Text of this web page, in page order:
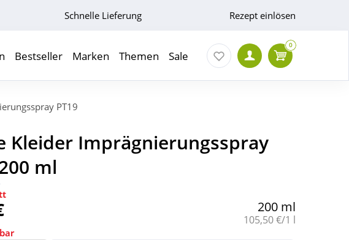
Schnelle Lieferung Rezept einlösen
Bestseller Marken Themen Sale
0
PT19
Kleider Imprägnierungsspray
ml
200 ml
Grundpreis:
105,50 €/1 l